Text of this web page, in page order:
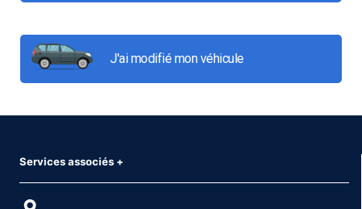
J'ai modifié mon véhicule
Services associés +